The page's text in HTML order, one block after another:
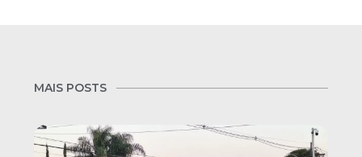
MAIS POSTS